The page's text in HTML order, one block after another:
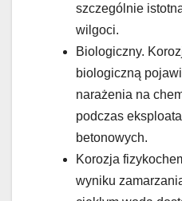
szczególnie
wilgoci.
Biologiczny.
biologiczną
narażenia na
podczas
betonowych.
Korozja
wyniku